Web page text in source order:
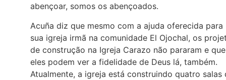
abençoar, somos os abençoados.
Acuña diz que mesmo com a ajuda oferecida para
sua igreja irmã na comunidade El Ojochal, os
de construção na Igreja Carazo não pararam e que
eles podem ver a fidelidade de Deus lá, também.
Atualmente, a igreja está construindo quatro salas